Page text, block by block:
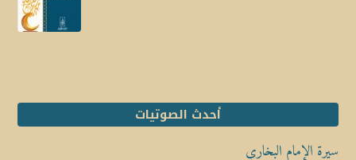
أحدث الصوتيات
سيرة الإمام البخاري